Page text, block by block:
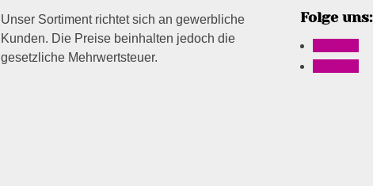
Unser Sortiment richtet sich an gewerbliche
Kunden. Die Preise beinhalten jedoch die
gesetzliche Mehrwertsteuer.
Folge uns: